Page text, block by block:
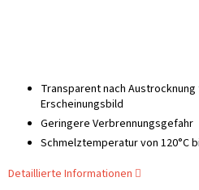
Transparent nach
Erscheinungsbild
Geringere Verbrennungsgefahr
Schmelztemperatur von 120°C
Detaillierte Informationen